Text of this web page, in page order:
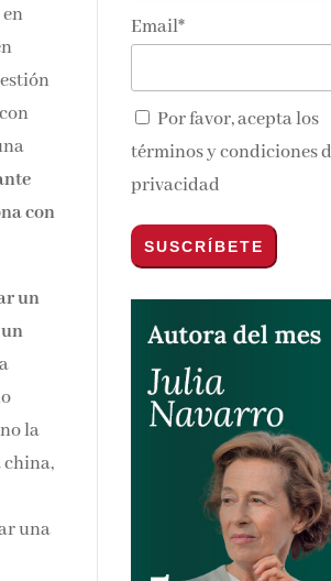
un
la
una
Email*
Por favor, acepta los
términos y condiciones de
privacidad